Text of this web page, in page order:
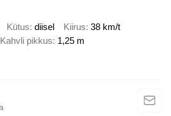
Kütus diisel Kiirus 38 km/t
Kahvli pikkus 1,25 m